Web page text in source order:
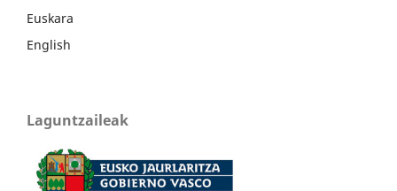
Euskara
English
Laguntzaileak